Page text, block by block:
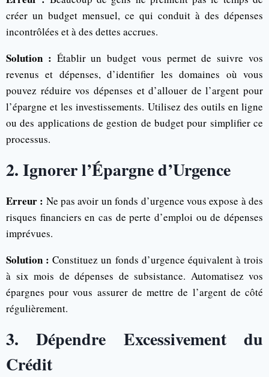
créer un budget mensuel, ce qui conduit à des dépenses
incontrôlées et à des dettes accrues.
Solution : Établir un budget vous permet de suivre vos
revenus et dépenses, d’identifier les domaines où vous
pouvez réduire vos dépenses et d’allouer de l’argent pour
l’épargne et les investissements. Utilisez des outils en ligne
ou des applications de gestion de budget pour simplifier ce
processus.
2. Ignorer l’Épargne d’Urgence
Erreur : Ne pas avoir un fonds d’urgence vous expose à des
risques financiers en cas de perte d’emploi ou de dépenses
imprévues.
Solution : Constituez un fonds d’urgence équivalent à trois
à six mois de dépenses de subsistance. Automatisez vos
épargnes pour vous assurer de mettre de l’argent de côté
régulièrement.
3. Dépendre Excessivement du
Crédit